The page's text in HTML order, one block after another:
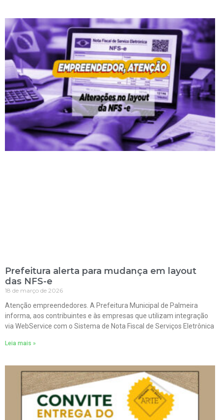
Prefeitura alerta para mudança em layout
das NFS-e
18 de março de 2026
Atenção empreendedores. A Prefeitura Municipal de Palmeira
informa, aos contribuintes e às empresas que utilizam integração
via WebService com o Sistema de Nota Fiscal de Serviços Eletrônica
Leia mais »